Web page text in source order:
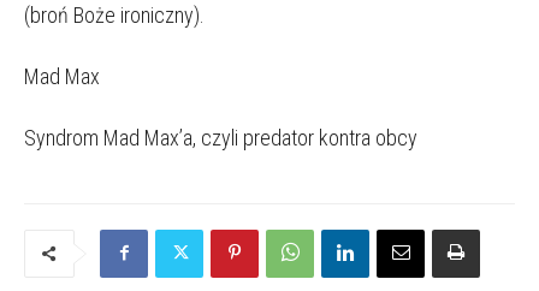
(broń Boże ironiczny).
Mad Max
Syndrom Mad Max’a, czyli predator kontra obcy